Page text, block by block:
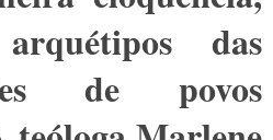
das
de povos